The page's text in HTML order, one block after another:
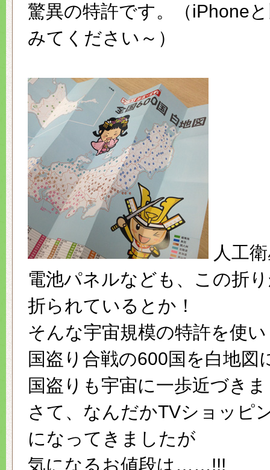
驚異の特許です。（iPhone
みてください～）
人工
電池パネルなども、この折
折られているとか！
そんな宇宙規模の特許を使い
国盗り合戦の600国を白地図
国盗りも宇宙に一歩近づき
さて、なんだかTVショッピ
になってきましたが
気になるお値段は……!!!